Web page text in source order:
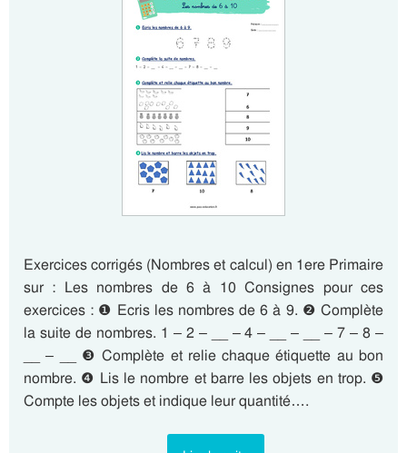
Exercices corrigés (Nombres et calcul) en 1ere Primaire
sur : Les nombres de 6 à 10 Consignes pour ces
exercices : ❶ Ecris les nombres de 6 à 9. ❷ Complète
la suite de nombres. 1 – 2 – __ – 4 – __ – __ – 7 – 8 –
__ – __ ❸ Complète et relie chaque étiquette au bon
nombre. ❹ Lis le nombre et barre les objets en trop. ❺
Compte les objets et indique leur quantité….